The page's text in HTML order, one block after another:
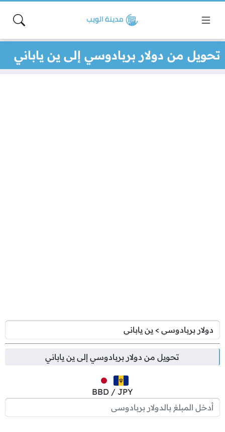
تحويل من دولار بربادوسي إلى ين ياباني
تحويل من دولار بربادوسي إلى ين ياباني
BBD / JPY